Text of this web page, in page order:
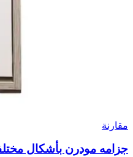
مقارنة
جزامه مودرن بأشكال